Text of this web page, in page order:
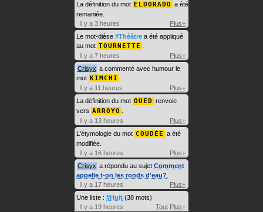
La définition du mot ELDORADO a été
remaniée.
Il y a 3 heures
Plus+
Le mot-dièse #Théâtre a été appliqué
au mot TOURNETTE
Il y a 7 heures
Plus+
Crisyx a commenté avec humour le
mot KIMCHI
Il y a 11 heures
Plus+
La définition du mot OUED renvoie
vers ARROYO
Il y a 13 heures
Plus+
L'étymologie du mot COUDÉE a été
modifiée.
Il y a 16 heures
Plus+
Crisyx a répondu au sujet Comment
appelle t-on les ronds d'eau?
Il y a 17 heures
Plus+
Une liste : #Huit (38 mots)
Il y a 19 heures
Tout Plus+